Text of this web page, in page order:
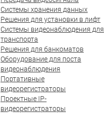
Системы хранения данных
Решения для установки в лифт
Системы видеонаблюдения для
транспорта
Решения для банкоматов
Оборудование для поста
видеонаблюдения
Портативные
видеорегистраторы
Проектные IP-
видеорегистраторы